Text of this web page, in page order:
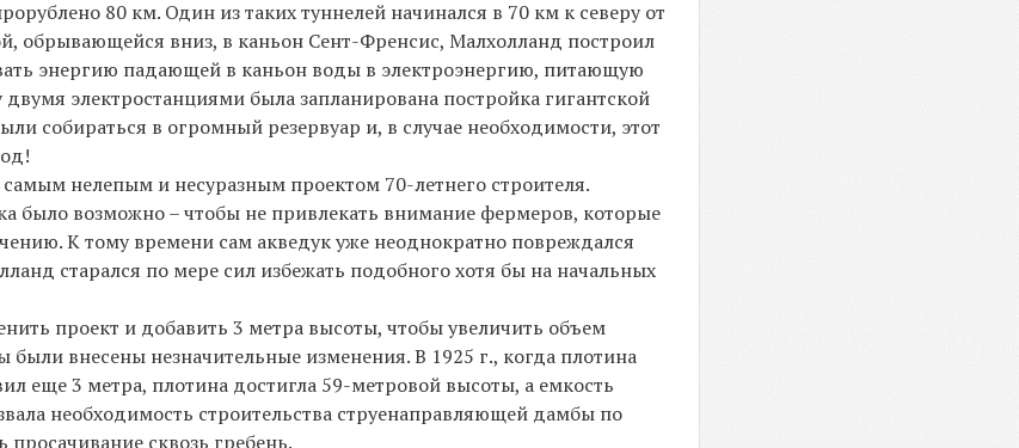
80 км. Один из таких туннелей начинался в 70 км к северу от
обрывающейся вниз, в каньон Сент-Френсис, Малхолланд построил
энергию падающей в каньон воды в электроэнергию, питающую
электростанциями была запланирована постройка гигантской
в огромный резервуар и, в случае необходимости, этот
нелепым и несуразным проектом 70-летнего строителя.
было возможно – чтобы не привлекать внимание фермеров, которые
К тому времени сам акведук уже неоднократно повреждался
старался по мере сил избежать подобного хотя бы на начальных
проект и добавить 3 метра высоты, чтобы увеличить объем
внесены незначительные изменения. В 1925 г., когда плотина
еще 3 метра, плотина достигла 59-метровой высоты, а емкость
необходимость строительства струенаправляющей дамбы по
сквозь гребень.